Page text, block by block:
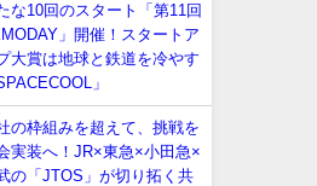
な10回のスタート「第11回
」開催！スタートア
大賞は地球と鉄道を冷やす
」
の枠組みを超えて、挑戦を
実装へ！JR×東急×小田急×
の「JTOS」が切り拓く共